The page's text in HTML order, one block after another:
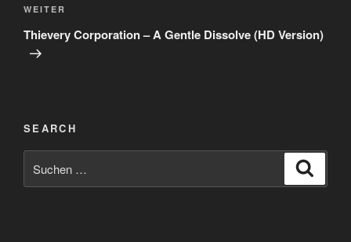
Nächster
Beitrag
WEITER
Thievery Corporation – A Gentle Dissolve (HD Version)
SEARCH
nach: